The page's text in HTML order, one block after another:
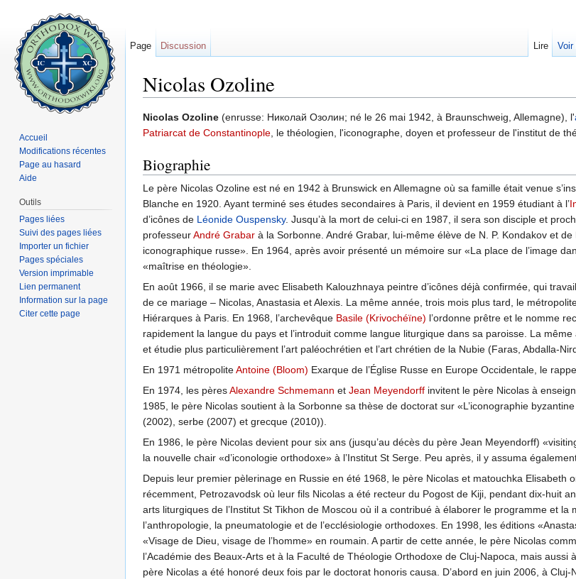
Nicolas Ozoline
Nicolas Ozoline (enrusse: Николай Озолин; né le 26 mai 1942, à Braunschweig, Allemagne), l'
Patriarcat de Constantinople, le théologien, l'iconographe, doyen et professeur de l'institut de
Biographie
Le père Nicolas Ozoline est né en 1942 à Brunswick en Allemagne où sa famille était venue
Blanche en 1920. Ayant terminé ses études secondaires à Paris, il devient en 1959 étudiant à l’
d’icônes de Léonide Ouspensky. Jusqu’à la mort de celui-ci en 1987, il sera son disciple et
professeurAndré Grabar à la Sorbonne. André Grabar, lui-même élève de N. P. Kondakov et
iconographique russe». En 1964, après avoir présenté un mémoire sur «La place de l’image
«maîtrise en théologie».
En août 1966, il se marie avec Elisabeth Kalouzhnaya peintre d’icônes déjà confirmée, qui
de ce mariage – Nicolas, Anastasia et Alexis. La même année, trois mois plus tard, le
Hiérarques à Paris. En 1968, l’archevêque Basile (Krivochéïne) l’ordonne prêtre et le nomme
rapidement la langue du pays et l’introduit comme langue liturgique dans sa paroisse. La
et étudie plus particulièrement l’art paléochrétien et l’art chrétien de la Nubie (Faras, Abdalla-
En 1971 métropoliteAntoine (Bloom) Exarque de l’Église Russe en Europe Occidentale, le
En 1974, les pèresAlexandre Schmemann et Jean Meyendorff invitent le père Nicolas à
1985, le père Nicolas soutient à la Sorbonne sa thèse de doctorat sur «L’iconographie
(2002), serbe (2007) et grecque (2010)).
En 1986, le père Nicolas devient pour six ans (jusqu’au décès du père Jean Meyendorff)
la nouvelle chair «d’iconologie orthodoxe» à l’Institut St Serge. Peu après, il y assuma
Depuis leur premier pèlerinage en Russie en été 1968, le père Nicolas et matouchka
récemment, Petrozavodsk où leur fils Nicolas a été recteur du Pogost de Kiji, pendant dix-huit
arts liturgiques de l’Institut St Tikhon de Moscou où il a contribué à élaborer le programme et
l’anthropologie, la pneumatologie et de l’ecclésiologie orthodoxes. En 1998, les éditions
«Visage de Dieu, visage de l’homme» en roumain. A partir de cette année, le père Nicolas
l’Académie des Beaux-Arts et à la Faculté de Théologie Orthodoxe de Cluj-Napoca, mais
père Nicolas a été honoré deux fois par le doctorat honoris causa. D’abord en juin 2006, à
Page Discussion Lire Voir
Accueil
Modifications récentes
Page au hasard
Aide
Outils
Pages liées
Suivi des pages liées
Importer un fichier
Pages spéciales
Version imprimable
Lien permanent
Information sur la page
Citer cette page